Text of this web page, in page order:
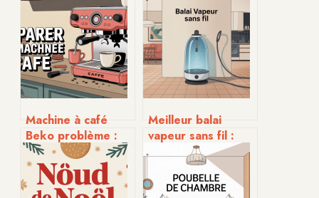
Machine à café
Beko problème :
comprendre,
diagnostiquer et
résoudre
Meilleur balai
vapeur sans fil :
comparatif et
conseils pour bien
choisir